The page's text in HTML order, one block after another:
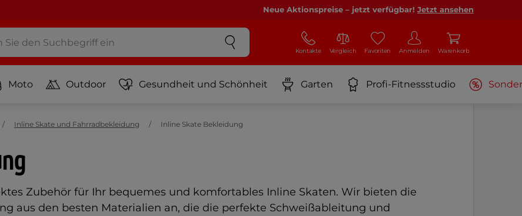
Neue Aktionspreise – jetzt verfügbar! Jetzt ansehen
Kontakte Vergleich Favoriten Anmelden Warenkorb
Moto Outdoor Gesundheit und Schönheit Garten Profi-Fitnessstudio
Zubehör für Ihr bequemes und komfortables Inline Skaten. Wir bieten die
aus den besten Materialien an, die die perfekte Schweißableitung und
Inline Skate und Fahrradbekleidung Inline Skate Bekleidung